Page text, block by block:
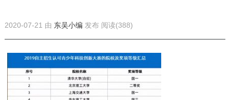
2020-07-21 由 东吴小编 发布 阅读(388)